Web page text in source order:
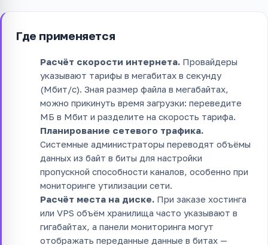
Где применяется
Расчёт скорости интернета. Провайдеры
указывают тарифы в мегабитах в секунду
(Мбит/с). Зная размер файла в мегабайтах,
можно прикинуть время загрузки: переведите
МБ в Мбит и разделите на скорость тарифа.
Планирование сетевого трафика.
Системные администраторы переводят объёмы
данных из байт в биты для настройки
пропускной способности каналов, особенно при
мониторинге утилизации сети.
Расчёт места на диске. При заказе хостинга
или VPS объём хранилища часто указывают в
гигабайтах, а панели мониторинга могут
отображать переданные данные в битах —